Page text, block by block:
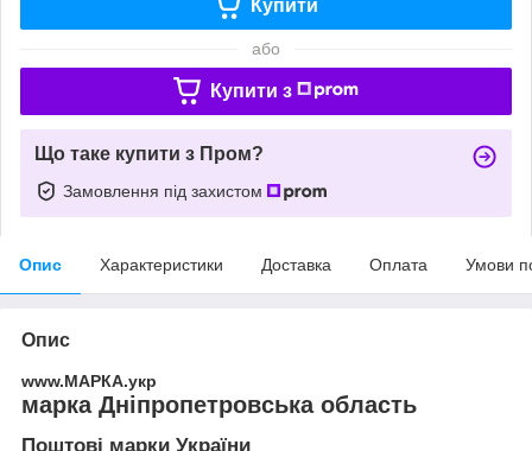
Купити
або
Купити з
Що таке купити з Пром?
Замовлення під захистом
Опис Характеристики Доставка Оплата Умови
Опис
www.МАРКА.укр
марка Дніпропетровська область
Поштові марки України